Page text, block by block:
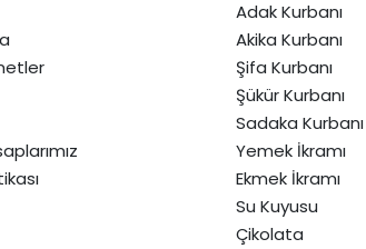
Adak Kurbanı
Akika Kurbanı
Şifa Kurbanı
Şükür Kurbanı
Sadaka Kurbanı
Yemek İkramı
Ekmek İkramı
Su Kuyusu
Çikolata